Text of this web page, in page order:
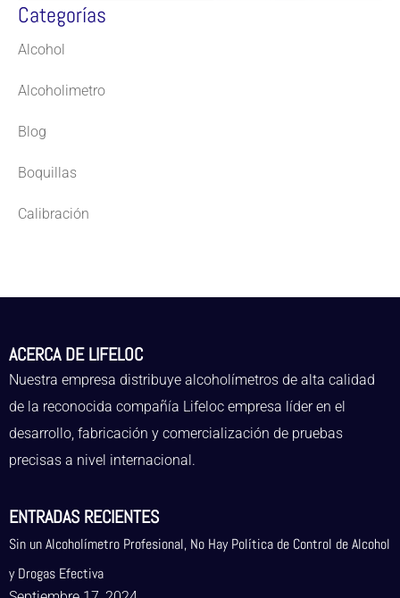
Categorías
Alcohol
Alcoholimetro
Blog
Boquillas
Calibración
ACERCA DE LIFELOC
Nuestra empresa distribuye alcoholímetros de alta calidad
de la reconocida compañía Lifeloc empresa líder en el
desarrollo, fabricación y comercialización de pruebas
precisas a nivel internacional.
ENTRADAS RECIENTES
Sin un Alcoholímetro Profesional, No Hay Política de Control de Alcohol
y Drogas Efectiva